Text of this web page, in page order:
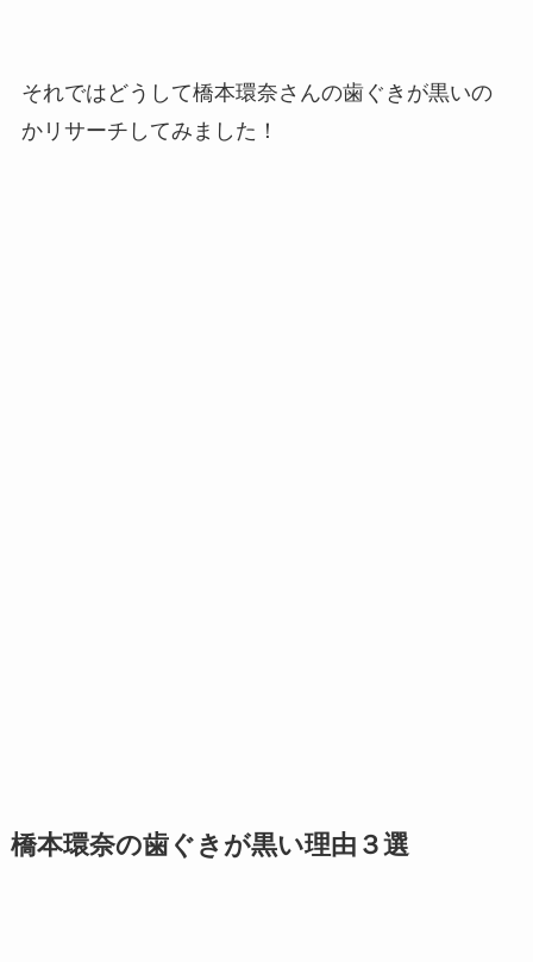
それではどうして橋本環奈さんの歯ぐきが黒いの
かリサーチしてみました！
橋本環奈の歯ぐきが黒い理由３選